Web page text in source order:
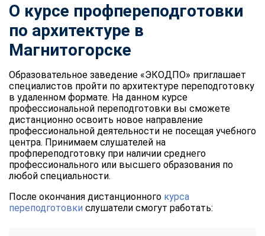
О курсе профпереподготовки
по архитектуре в
Магнитогорске
Образовательное заведение «ЭКОДПО» приглашает
специалистов пройти по архитектуре переподготовку
в удаленном формате. На данном курсе
профессиональной переподготовки вы сможете
дистанционно освоить новое направление
профессиональной деятельности не посещая учебного
центра. Принимаем слушателей на
профпереподготовку при наличии среднего
профессионального или высшего образования по
любой специальности.
После окончания дистанционного курса
переподготовки слушатели смогут работать: